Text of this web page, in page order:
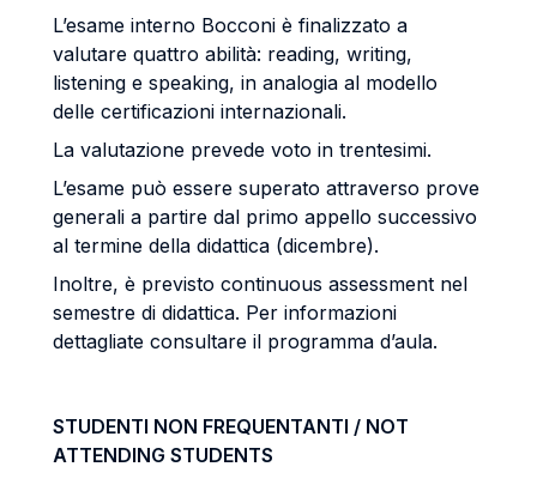
L’esame interno Bocconi è finalizzato a
valutare quattro abilità: reading, writing,
listening e speaking, in analogia al modello
delle certificazioni internazionali.
La valutazione prevede voto in trentesimi.
L’esame può essere superato attraverso prove
generali a partire dal primo appello successivo
al termine della didattica (dicembre).
Inoltre, è previsto continuous assessment nel
semestre di didattica. Per informazioni
dettagliate consultare il programma d’aula.
STUDENTI NON FREQUENTANTI / NOT
ATTENDING STUDENTS